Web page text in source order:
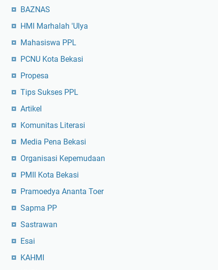
BAZNAS
HMI Marhalah 'Ulya
Mahasiswa PPL
PCNU Kota Bekasi
Propesa
Tips Sukses PPL
Artikel
Komunitas Literasi
Media Pena Bekasi
Organisasi Kepemudaan
PMII Kota Bekasi
Pramoedya Ananta Toer
Sapma PP
Sastrawan
Esai
KAHMI